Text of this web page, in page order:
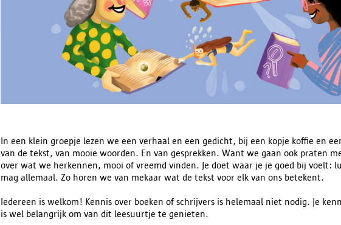
In een klein groepje lezen we een verhaal en een gedicht, bij een kopje koffie en
van de tekst, van mooie woorden. En van gesprekken. Want we gaan ook praten
over wat we herkennen, mooi of vreemd vinden. Je doet waar je je goed bij voelt:
mag allemaal. Zo horen we van mekaar wat de tekst voor elk van ons betekent.
Iedereen is welkom! Kennis over boeken of schrijvers is helemaal niet nodig. Je
is wel belangrijk om van dit leesuurtje te genieten.